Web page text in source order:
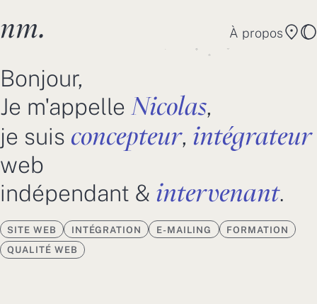
nm. À propos
Bonjour,
Je m'appelle Nicolas,
je suis concepteur, intégrateur
web
indépendant & intervenant
SITE WEB INTÉGRATION E-MAILING
FORMATION
QUALITÉ WEB